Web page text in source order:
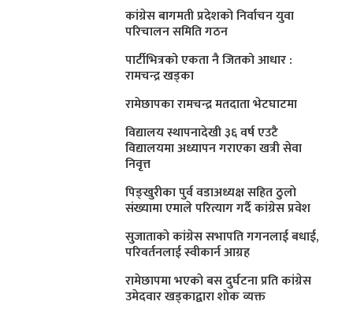
कांग्रेस बागमती प्रदेशकाे निर्वाचन युवा
परिचालन समिति गठन
पार्टीभित्रको एकता नै जितको आधार :
रामचन्द्र खड्का
रामेछापका रामचन्द्र मतदाता भेटघाटमा
विद्यालय स्थापनादेखी ३६ वर्ष एउटै
विद्यालयमा अध्यापन गराएका खत्री सेवा
निवृत्त
पिङ्खुरीका पुर्व वडाअध्यक्ष सहित ठुलाे
संख्यामा एमाले परित्याग गर्दै कांग्रेस प्रवेश
सुजाताकाे कांग्रेस सभापति गगनलाई बधाई,
परिवर्तनलाई स्वीकार्न आग्रह
रामेछापमा भएकाे बस दुर्घटना प्रति कांग्रेस
उमेदवार खड्काद्वारा शाेक व्यक्त